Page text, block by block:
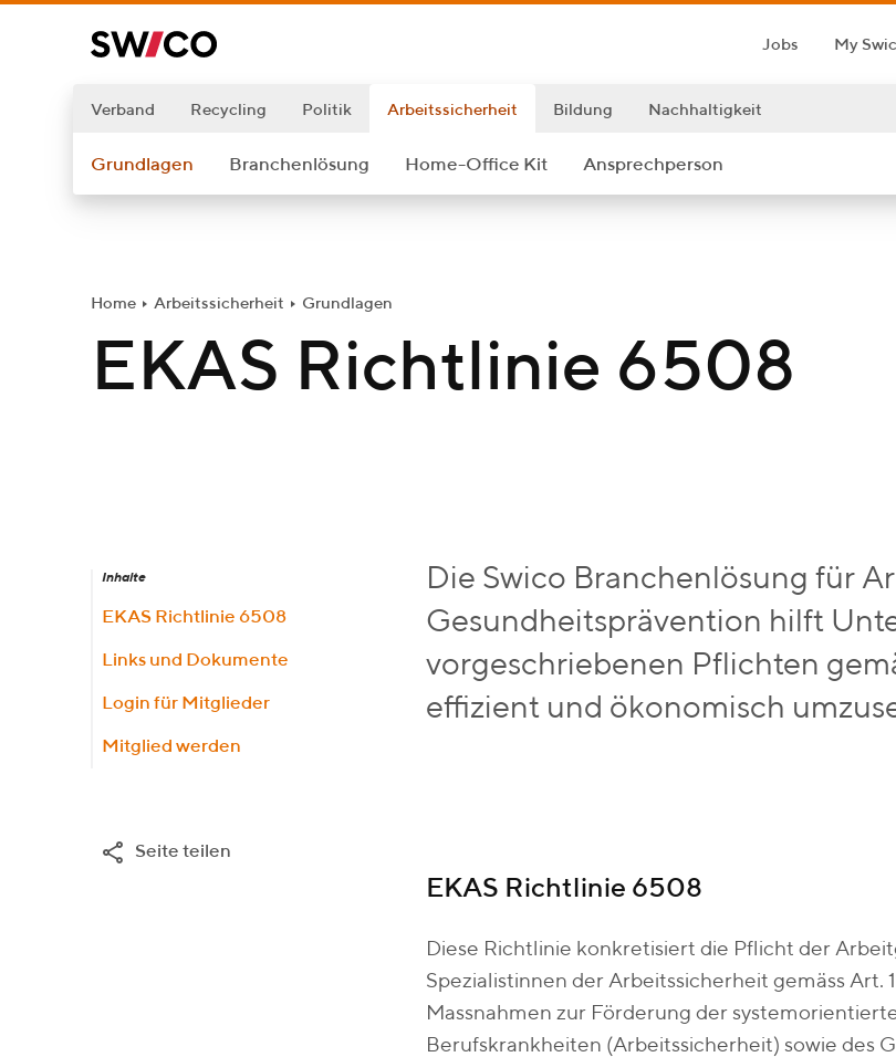
Jobs My
Verband Recycling Politik Arbeitssicherheit
Grundlagen Branchenlösung Home-Office Kit An­sprech­per­son
Bildung Nachhaltigkeit
Home Arbeitssicherheit Grundlagen
EKAS Richtlinie 6508
Inhalte
EKAS Richtlinie 6508
Links und Dokumente
Login für Mitglieder
Mitglied werden
Seite teilen
Die Swico Branchenlösung für
Gesundheitsprävention hilft
vorgeschriebenen Pflichten
effizient und ökonomisch
EKAS Richtlinie 6508
Diese Richtlinie konkretisiert die Pflicht der
Spezialistinnen der Arbeitssicherheit gemäss Art.
Massnahmen zur Förderung der
Berufskrankheiten (Arbeitssicherheit) sowie des